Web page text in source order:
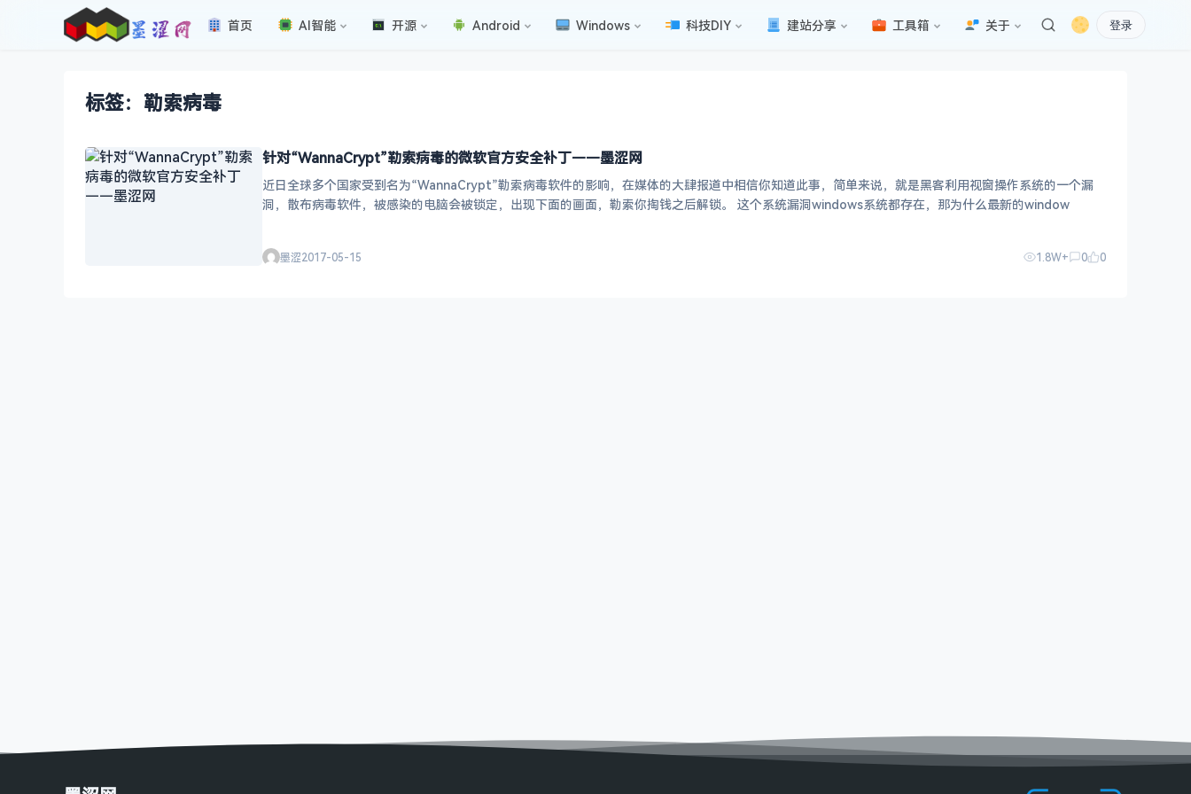
首页 AI智能 开源 Android Windows 科技DIY 建站分享 工具箱 关于 登录
标签：勒索病毒
针对“WannaCrypt”勒索病毒的微软官方安全补丁——墨涩网
近日全球多个国家受到名为“WannaCrypt”勒索病毒软件的影响，在媒体的大肆报道中相信你知道此事，简单来说，就是黑客利用视窗操作系统的一个漏
洞，散布病毒软件，被感染的电脑会被锁定，出现下面的画面，勒索你掏钱之后解锁。 这个系统漏洞windows系统都存在，那为什么最新的window
墨涩2017-05-15 1.8W+ 0 0